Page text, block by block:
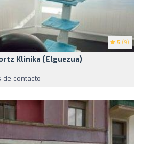
5 (9)
Klinika (Elguezua)
de contacto